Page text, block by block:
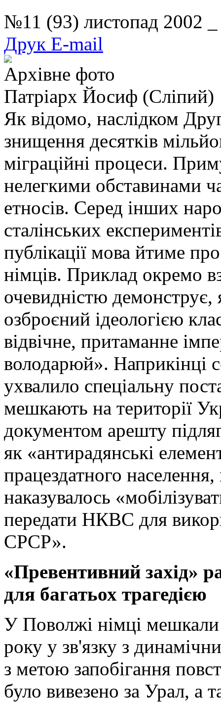
№11 (93) листопад
Друк E-mail
Архівне фото
Патріарх Йосиф (Сліпий)
Як відомо, наслідком
знищення десятків
міграційні процеси.
нелегкими обставинами
етносів. Серед інших
сталінських
публікації мова йтиме
німців. Приклад окремо
очевидністю
озброєний ідеологією
відвічне, притаманне
володарюй».
ухвалило спеціальну
мешкають на території
документом арешту
як «антирадянські
працездатного
наказувалось
передати НКВС для
СРСР».
«Превентивний захід»
для багатьох трагедією
У Поволжі німці мешкали
року у зв'язку з
з метою запобігання
було вивезено за Урал, а